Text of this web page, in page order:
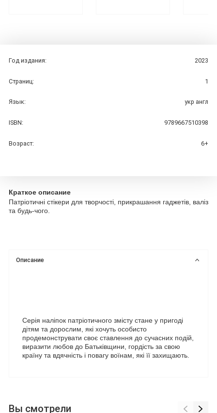
Год издания: 2023
Страниц: 1
Язык: укр англ
ISBN: 9789667510398
Возраст: 6+
Краткое описание
Патріотичні стікери для творчості, прикрашання гаджетів, валіз
Описание
Серія наліпок патріотичного змісту стане у пригоді
дітям та дорослим, які хочуть особисто
продемонструвати своє ставлення до сучасних подій,
виразити любов до Батьківщини, гордість за свою
країну та вдячність і повагу воїнам, які її захищають.
Вы смотрели